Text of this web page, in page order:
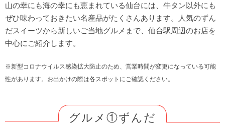
グルメ⑤仙台マーボー焼そば
中国料理 三島屋の【陳麻婆焼きそば】
まんみ 泉中央店の【仙台マーボー焼きそば】
一番五郎の【仙台あおば餃子】
グルメ⑦仙台せり鍋
味の牛たん喜助 定禅寺店の【牛たん炭火焼定食】
山の幸にも海の幸にも恵まれている仙台には、牛タン以外にも
ぜひ味わっておきたい名産品がたくさんあります。人気のずん
だスイーツから新しいご当地グルメまで、仙台駅周辺のお店を
中心にご紹介します。
※新型コロナウイルス感染拡大防止のため、営業時間が変更になっている可能
性があります。お出かけの際は各スポットにご確認ください。
グルメ①ずんだ